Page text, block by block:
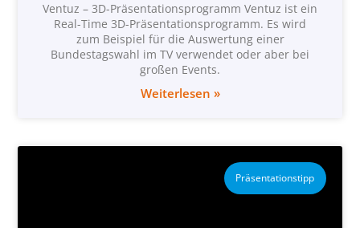
Ventuz – 3D-Präsentationsprogramm Ventuz ist ein
Real-Time 3D-Präsentationsprogramm. Es wird
zum Beispiel für die Auswertung einer
Bundestagswahl im TV verwendet oder aber bei
großen Events.
Weiterlesen »
Präsentationstipp